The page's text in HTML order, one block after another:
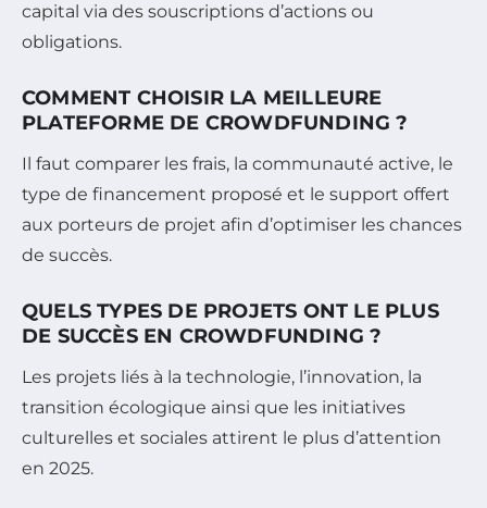
capital via des souscriptions d’actions ou
obligations.
COMMENT CHOISIR LA MEILLEURE
PLATEFORME DE CROWDFUNDING ?
Il faut comparer les frais, la communauté active, le
type de financement proposé et le support offert
aux porteurs de projet afin d’optimiser les chances
de succès.
QUELS TYPES DE PROJETS ONT LE PLUS
DE SUCCÈS EN CROWDFUNDING ?
Les projets liés à la technologie, l’innovation, la
transition écologique ainsi que les initiatives
culturelles et sociales attirent le plus d’attention
en 2025.